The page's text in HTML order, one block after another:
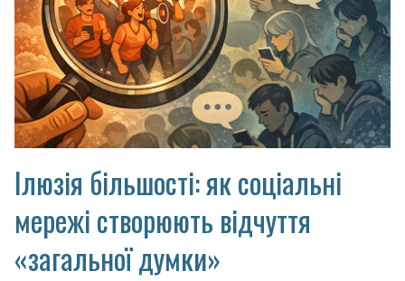
Ілюзія більшості: як соціальні
мережі створюють відчуття
«загальної думки»